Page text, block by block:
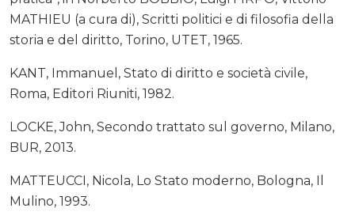
MATHIEU (a cura di), Scritti politici e di filosofia della
storia e del diritto, Torino, UTET, 1965.
KANT, Immanuel, Stato di diritto e società civile,
Roma, Editori Riuniti, 1982.
LOCKE, John, Secondo trattato sul governo, Milano,
BUR, 2013.
MATTEUCCI, Nicola, Lo Stato moderno, Bologna, Il
Mulino, 1993.